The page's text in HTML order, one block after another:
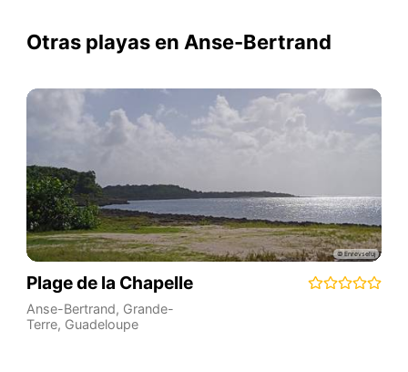
Otras playas en Anse-Bertrand
Plage de la Chapelle
Anse-Bertrand, Grande-
Terre, Guadeloupe